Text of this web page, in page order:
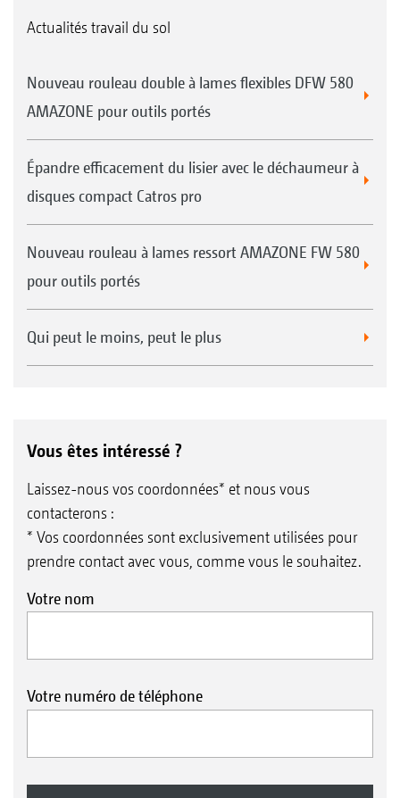
Actualités travail du sol
Nouveau rouleau double à lames flexibles DFW 580
AMAZONE pour outils portés
Épandre efficacement du lisier avec le déchaumeur à
disques compact Catros pro
Nouveau rouleau à lames ressort AMAZONE FW 580
pour outils portés
Qui peut le moins, peut le plus
Vous êtes intéressé ?
Laissez-nous vos coordonnées* et nous vous
contacterons :
* Vos coordonnées sont exclusivement utilisées pour
prendre contact avec vous, comme vous le souhaitez.
Votre nom
Votre numéro de téléphone